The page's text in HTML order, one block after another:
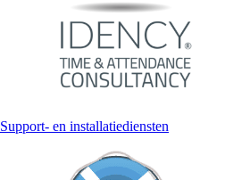
Support- en installatiediensten